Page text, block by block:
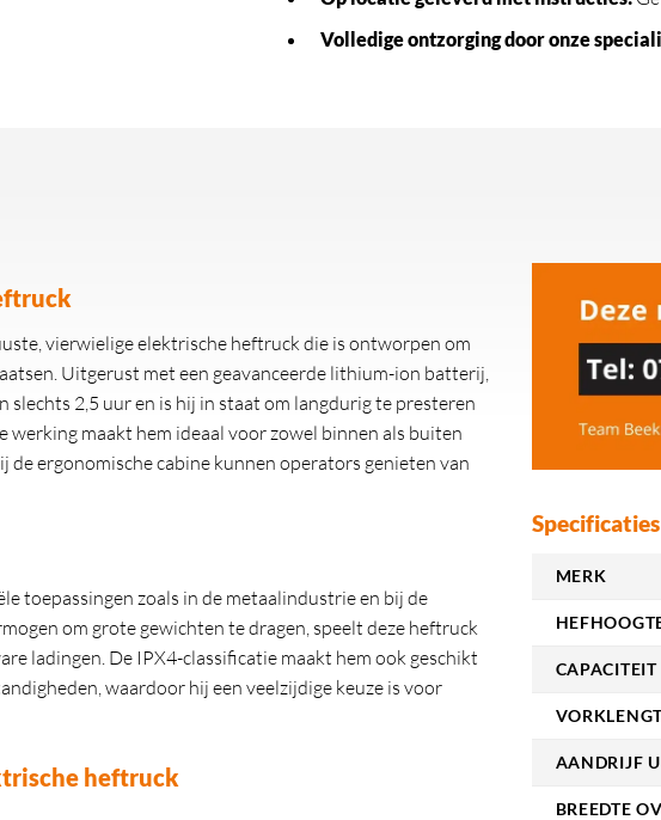
Volledige ontzorging door onze
vierwielige elektrische heftruck die is ontworpen om
Uitgerust met een geavanceerde lithium-ion batterij,
2,5 uur en is hij in staat om langdurig te presteren
maakt hem ideaal voor zowel binnen als buiten
de ergonomische cabine kunnen operators genieten van
toepassingen zoals in de metaalindustrie en bij de
om grote gewichten te dragen, speelt deze heftruck
ladingen. De IPX4-classificatie maakt hem ook geschikt
waardoor hij een veelzijdige keuze is voor
heftruck
Specificaties
MERK
AANDRIJF
BREEDTE